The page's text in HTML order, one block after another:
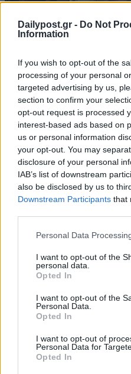
Dailypost.gr - Do Not
Information
If you wish to opt-out of the
processing of your personal
targeted advertising by us,
section to confirm your
opt-out request is processed
interest-based ads based on
us or personal information
your opt-out. You may
disclosure of your personal
IAB’s list of downstream
also be disclosed by us to
Downstream Participants that
Personal Data
I want to opt-out of the
personal data.
Opted In
I want to opt-out of the
Personal Data.
Opted In
I want to opt-out of
Personal Data for
Opted In